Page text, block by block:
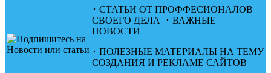
･ СТАТЬИ ОТ ПРОФФЕСИОНАЛОВ
СВОЕГО ДЕЛА ･ ВАЖНЫЕ
НОВОСТИ
･ ПОЛЕЗНЫЕ МАТЕРИАЛЫ НА ТЕМУ
СОЗДАНИЯ И РЕКЛАМЕ САЙТОВ